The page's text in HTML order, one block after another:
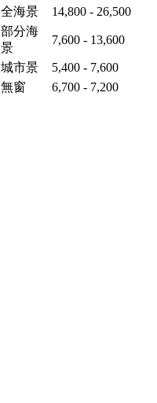
全海景 14,800 - 26,500
部分海
景
7,600 - 13,600
城市景
5,400 - 7,600
無窗 6,700 - 7,200